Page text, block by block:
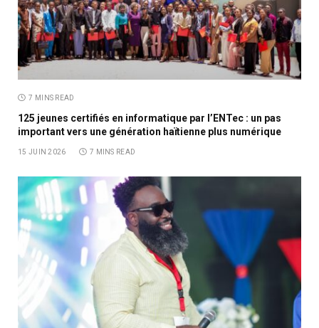
7 MINS READ
125 jeunes certifiés en informatique par l’ENTec : un pas
important vers une génération haïtienne plus numérique
15 JUIN 2026 7 MINS READ